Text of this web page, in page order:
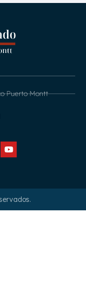
Puerto Montt